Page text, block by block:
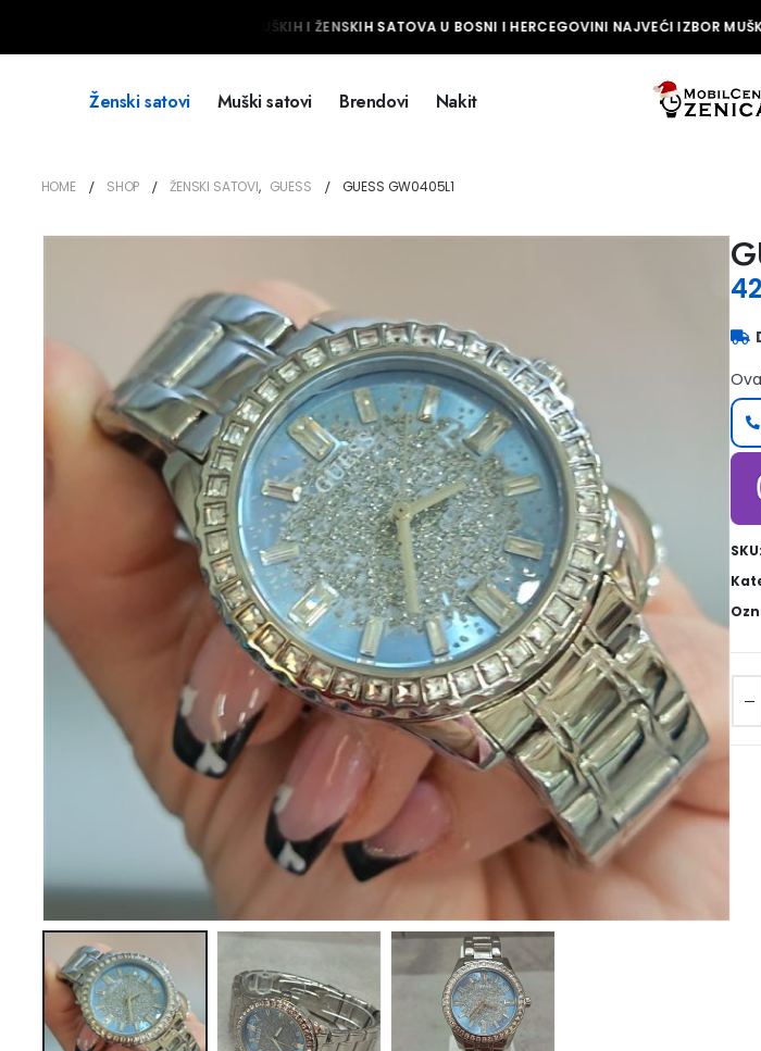
NAJVEĆI IZBOR MUŠKIH I ŽENSKIH SATOVA U BOSNI I HERCEGOVINI NAJVEĆI IZBOR
Ženski satovi Muški satovi Brendovi Nakit
HOME SHOP ŽENSKI SATOVI, GUESS GUESS GW0405L1
SKU: